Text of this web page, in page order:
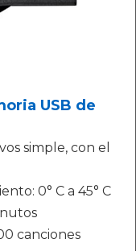
USB de
simple, con el
0° C a 45° C
canciones